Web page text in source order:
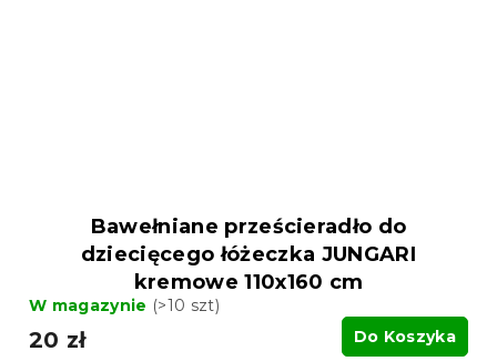
Bawełniane prześcieradło do
dziecięcego łóżeczka JUNGARI
kremowe 110x160 cm
W magazynie (>10 szt)
20 zł Do Koszyka